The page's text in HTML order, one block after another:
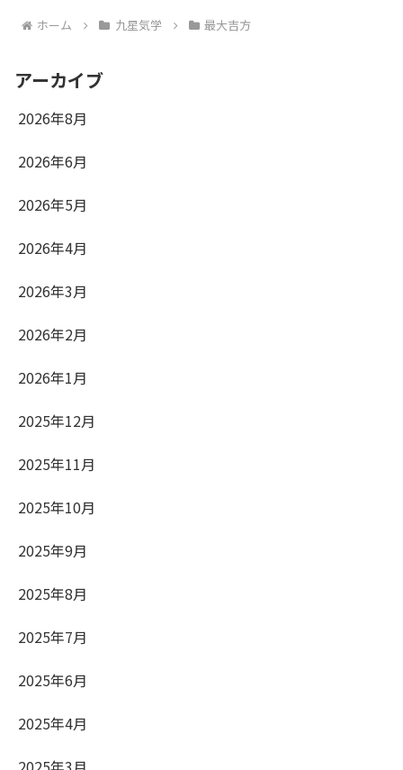
ホーム 九星気学 最大吉方
アーカイブ
2026年8月
2026年6月
2026年5月
2026年4月
2026年3月
2026年2月
2026年1月
2025年12月
2025年11月
2025年10月
2025年9月
2025年8月
2025年7月
2025年6月
2025年4月